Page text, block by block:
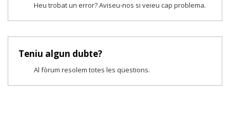
Heu trobat un error? Aviseu-nos si veieu cap problema.
Teniu algun dubte?
Al fòrum resolem totes les qüestions.